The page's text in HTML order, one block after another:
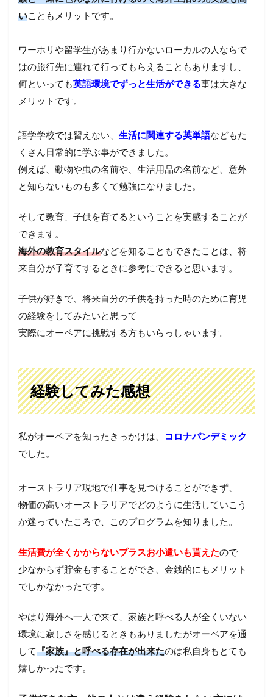
いこともメリットです。
ワーホリや留学生があまり行かないローカルの人ならで
はの旅行先に連れて行ってもらえることもありますし、
何といっても英語環境でずっと生活ができる事は大きな
メリットです。
語学学校では習えない、 生活に関連する英単語などもた
くさん日常的に学ぶ事ができました。
例えば、動物や虫の名前や、生活用品の名前など、意外
と知らないものも多くて勉強になりました。
そして教育、子供を育てるということを実感することが
できます。
海外の教育スタイルなどを知ることもできたことは、将
来自分が子育てするときに参考にできると思います。
子供が好きで、将来自分の子供を持った時のために育児
の経験をしてみたいと思って
実際にオーペアに挑戦する方もいらっしゃいます。
経験してみた感想
私がオーペアを知ったきっかけは、
コロナパンデミック
でした。
オーストラリア現地で仕事を見つけることができず、
物価の高いオーストラリアでどのように生活していこう
か迷っていたころで、このプログラムを知りました。
生活費が全くかからないプラスお小遣いも貰えたので
少なからず貯金もすることができ、金銭的にもメリット
でしかなかったです。
やはり海外へ一人で来て、家族と呼べる人が全くいない
環境に寂しさを感じるときもありましたがオーペアを通
して『家族』と呼べる存在が出来たのは私自身もとても
嬉しかったです。